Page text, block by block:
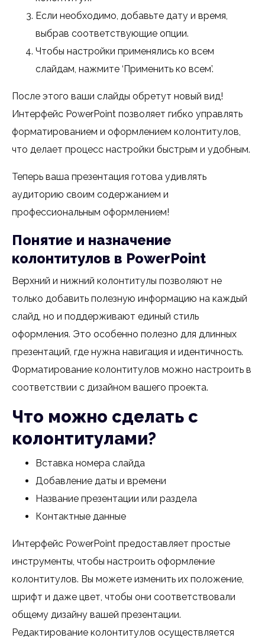
Если необходимо, добавьте дату и время,
выбрав соответствующие опции.
Чтобы настройки применялись ко всем
слайдам, нажмите ‘Применить ко всем’.
После этого ваши слайды обретут новый вид!
Интерфейс PowerPoint позволяет гибко управлять
форматированием и оформлением колонтитулов,
что делает процесс настройки быстрым и удобным.
Теперь ваша презентация готова удивлять
аудиторию своим содержанием и
профессиональным оформлением!
Понятие и назначение
колонтитулов в PowerPoint
Верхний и нижний колонтитулы позволяют не
только добавить полезную информацию на каждый
слайд, но и поддерживают единый стиль
оформления. Это особенно полезно для длинных
презентаций, где нужна навигация и идентичность.
Форматирование колонтитулов можно настроить в
соответствии с дизайном вашего проекта.
Что можно сделать с
колонтитулами?
Вставка номера слайда
Добавление даты и времени
Название презентации или раздела
Контактные данные
Интерфейс PowerPoint предоставляет простые
инструменты, чтобы настроить оформление
колонтитулов. Вы можете изменить их положение,
шрифт и даже цвет, чтобы они соответствовали
общему дизайну вашей презентации.
Редактирование колонтитулов осуществляется